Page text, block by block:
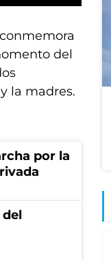
del
la madres.
por la